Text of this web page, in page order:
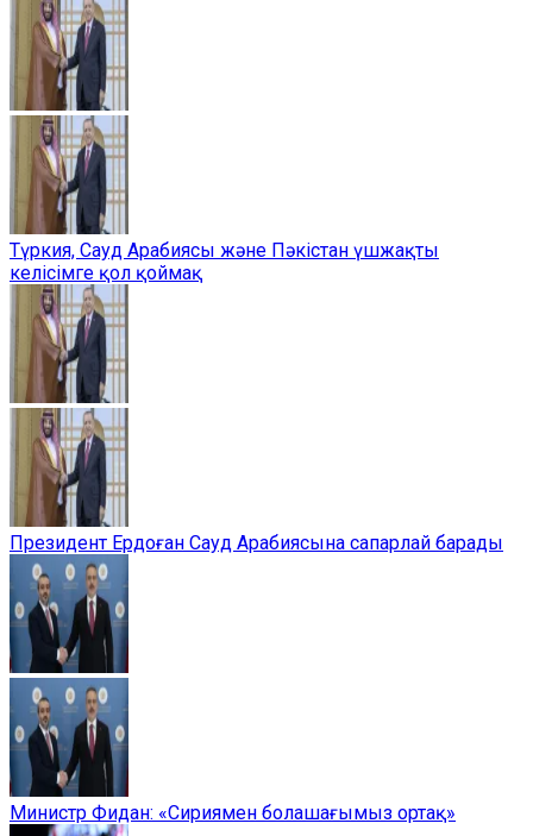
Түркия, Сауд Арабиясы және Пәкістан үшжақты
келісімге қол қоймақ
Президент Ердоған Сауд Арабиясына сапарлай барады
Министр Фидан: «Сириямен болашағымыз ортақ»